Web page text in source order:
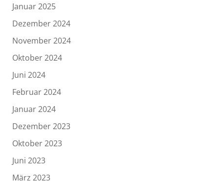
Januar 2025
Dezember 2024
November 2024
Oktober 2024
Juni 2024
Februar 2024
Januar 2024
Dezember 2023
Oktober 2023
Juni 2023
März 2023